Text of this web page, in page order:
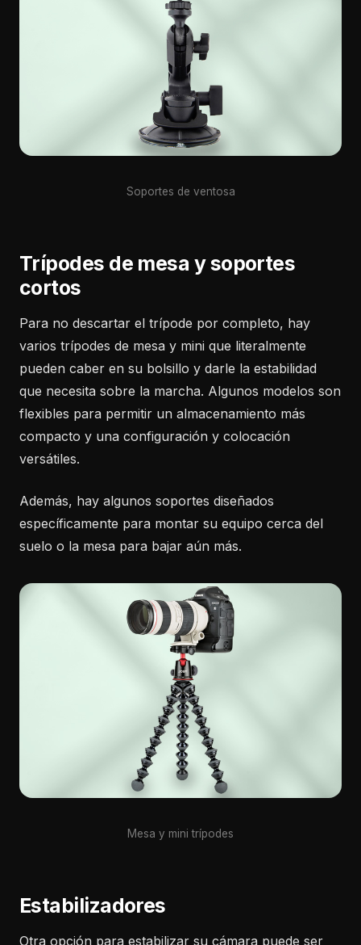
Soportes de ventosa
Trípodes de mesa y soportes
cortos
Para no descartar el trípode por completo, hay
varios trípodes de mesa y mini que literalmente
pueden caber en su bolsillo y darle la estabilidad
que necesita sobre la marcha. Algunos modelos son
flexibles para permitir un almacenamiento más
compacto y una configuración y colocación
versátiles.
Además, hay algunos soportes diseñados
específicamente para montar su equipo cerca del
suelo o la mesa para bajar aún más.
Mesa y mini trípodes
Estabilizadores
Otra opción para estabilizar su cámara puede ser